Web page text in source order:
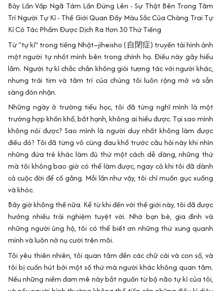
Bảy Lần Vấp Ngã Tám Lần Đứng Lên - Sự Thật Bên Trong Tâm
Trí Người Tự Kỉ - Thế Giới Quan Đầy Màu Sắc Của Chàng Trai Tự
Kỉ Có Tác Phẩm Được Dịch Ra Hơn 30 Thứ Tiếng
Từ “tự kỉ" trong tiếng Nhật–jiheisho (自閉症) truyền tải hình ảnh
một người tự nhốt mình bên trong chính họ. Điều này gây hiểu
lầm. Người tự kỉ chắc chắn không giỏi tương tác với người khác,
nhưng trái tim và tâm trí của chúng tôi luôn rộng mở và sẵn
sàng đón nhận.
Những ngày ở trường tiểu học, tôi đã từng nghĩ mình là một
trường hợp khốn khổ, bất hạnh, không ai hiểu được. Tại sao mình
không nói được? Sao mình là người duy nhất không làm được
điều đó? Tôi đã từng vô cùng đau khổ trước câu hỏi này khi nhìn
những đứa trẻ khác làm đủ thứ một cách dễ dàng, những thứ
mà tôi không bao giờ có thể làm được, ngay cả khi tôi đã dành
cả cuộc đời để cố gắng. Mỗi lần như vậy, tôi chỉ muốn gục xuống
và khóc.
Bây giờ không thế nữa. Kể từ khi đến với thế giới này, tôi đã được
hưởng nhiều trải nghiệm tuyệt vời. Nhờ bạn bè, gia đình và
những người ủng hộ, tôi có thể biết ơn những thứ xung quanh
mình và luôn nở nụ cười trên môi.
Tôi yêu thiên nhiên, tôi quan tâm đến các chữ cái và con số, và
tôi bị cuốn hút bởi một số thứ mà người khác không quan tâm.
Nếu những niềm đam mê này bắt nguồn từ bộ não tự kỉ của tôi,